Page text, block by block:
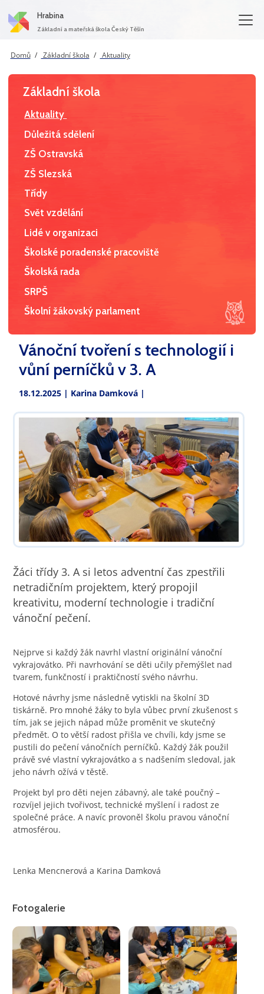
Hrabina
Základní a mateřská škola Český Těšín
Domů Základní škola Aktuality
Základní škola
Aktuality
Důležitá sdělení
ZŠ Ostravská
ZŠ Slezská
Třídy
Svět vzdělání
Lidé v organizaci
Školské poradenské pracoviště
Školská rada
SRPŠ
Školní žákovský parlament
Vánoční tvoření s technologií i
vůní perníčků v 3. A
18.12.2025 | Karina Damková |
Žáci třídy 3. A si letos adventní čas zpestřili
netradičním projektem, který propojil
kreativitu, moderní technologie i tradiční
vánoční pečení.
Nejprve si každý žák navrhl vlastní originální vánoční
vykrajovátko. Při navrhování se děti učily přemýšlet nad
tvarem, funkčností i praktičností svého návrhu.
Hotové návrhy jsme následně vytiskli na školní 3D
tiskárně. Pro mnohé žáky to byla vůbec první zkušenost s
tím, jak se jejich nápad může proměnit ve skutečný
předmět. O to větší radost přišla ve chvíli, kdy jsme se
pustili do pečení vánočních perníčků. Každý žák použil
právě své vlastní vykrajovátko a s nadšením sledoval, jak
jeho návrh ožívá v těstě.
Projekt byl pro děti nejen zábavný, ale také poučný –
rozvíjel jejich tvořivost, technické myšlení i radost ze
společné práce. A navíc provoněl školu pravou vánoční
atmosférou.
Lenka Mencnerová a Karina Damková
Fotogalerie